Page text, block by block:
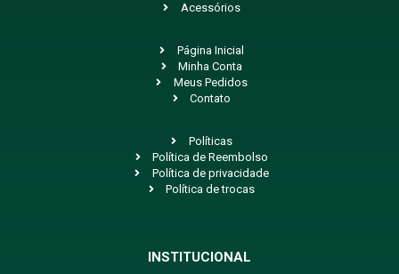
Acessórios
Página Inicial
Minha Conta
Meus Pedidos
Contato
Políticas
Política de Reembolso
Política de privacidade
Política de trocas
INSTITUCIONAL